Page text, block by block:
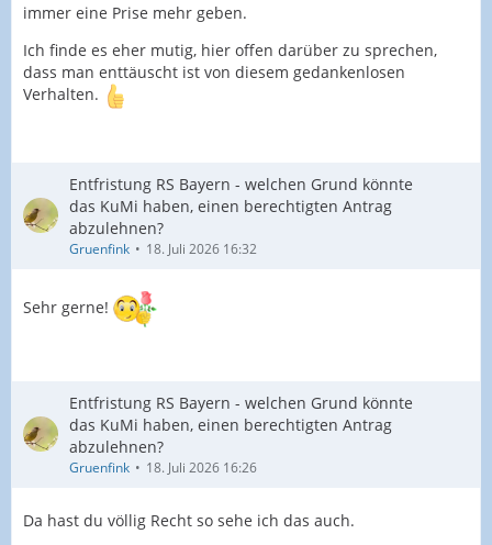
immer eine Prise mehr geben.
Ich finde es eher mutig, hier offen darüber zu sprechen,
dass man enttäuscht ist von diesem gedankenlosen
Verhalten.
Entfristung RS Bayern - welchen Grund könnte
das KuMi haben, einen berechtigten Antrag
abzulehnen?
Gruenfink 18. Juli 2026 16:32
Sehr gerne!
Entfristung RS Bayern - welchen Grund könnte
das KuMi haben, einen berechtigten Antrag
abzulehnen?
Gruenfink 18. Juli 2026 16:26
Da hast du völlig Recht so sehe ich das auch.